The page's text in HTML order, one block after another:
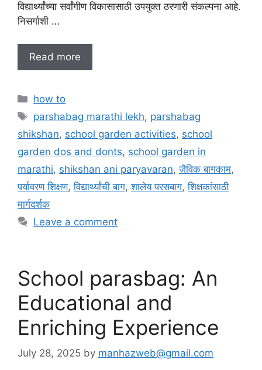
विद्यार्थ्यांच्या सर्वांगीण विकासासाठी उपयुक्त ठरणारी संकल्पना आहे.
निसर्गाशी …
Read more
C
t
e
g
o
r
i
s
how to
T
s
parshabag marathi lekh, parshabag
shikshan, school garden activities, school
garden dos and donts, school garden in
marathi, shikshan ani paryavaran,जैविक बागकाम,
पर्यावरण शिक्षण,विद्यार्थ्यांची बाग,शालेय परसबाग,शिक्षकांसाठी
मार्गदर्शक
Leave a comment
School parasbag: An
Educational and
Enriching Experience
July 28, 2025 by manhazweb@gmail.com